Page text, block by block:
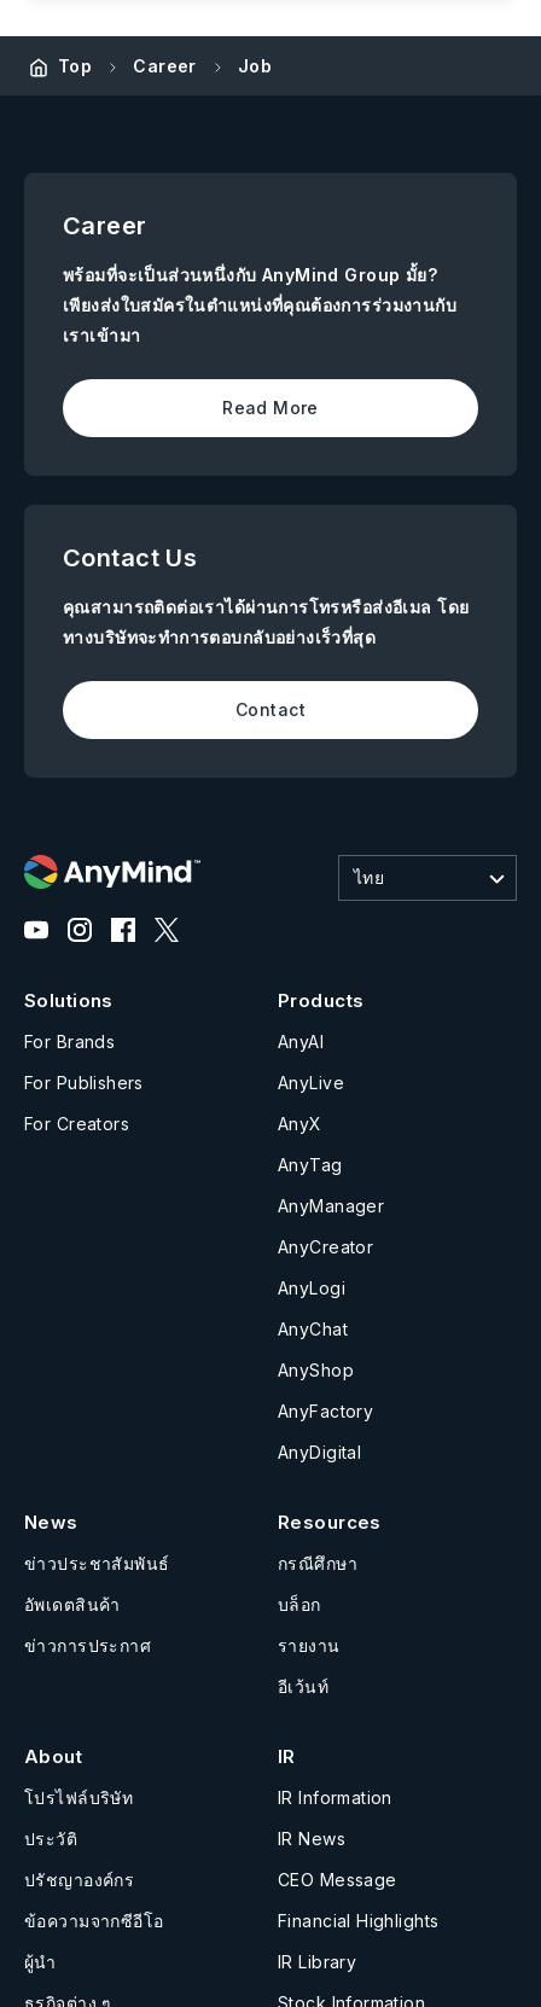
Top Career Job
Career
พร้อมที่จะเป็นส่วนหนึ่งกับ AnyMind Group มั้ย?
เพียงส่งใบสมัครในตำแหน่งที่คุณต้องการร่วมงานกับ
เราเข้ามา
Read More
Contact Us
คุณสามารถติดต่อเราได้ผ่านการโทรหรือส่งอีเมล โดย
ทางบริษัทจะทำการตอบกลับอย่างเร็วที่สุด
Contact
ไทย
Solutions
For Brands
For Publishers
For Creators
Products
AnyAI
AnyLive
AnyX
AnyTag
AnyManager
AnyCreator
AnyLogi
AnyChat
AnyShop
AnyFactory
AnyDigital
News
ข่าวประชาสัมพันธ์
อัพเดตสินค้า
ข่าวการประกาศ
Resources
กรณีศึกษา
บล็อก
รายงาน
อีเว้นท์
About
โปรไฟล์บริษัท
ประวัติ
ปรัชญาองค์กร
ข้อความจากซีอีโอ
ผู้นำ
ธุรกิจต่าง ๆ
IR
IR Information
IR News
CEO Message
Financial Highlights
IR Library
Stock Information